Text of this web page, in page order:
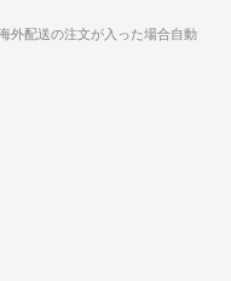
外配送の注文が入った場合自動